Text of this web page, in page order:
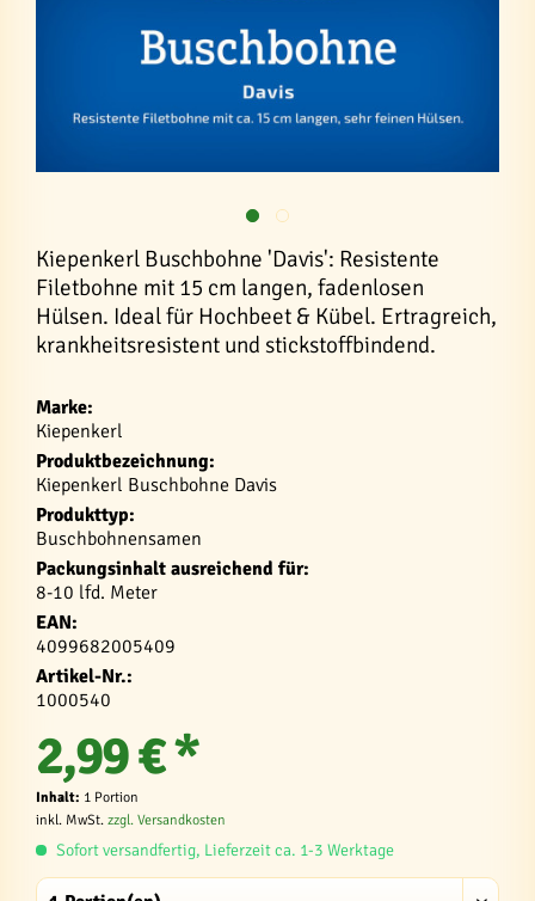
Kiepenkerl Buschbohne 'Davis': Resistente
Filetbohne mit 15 cm langen, fadenlosen
Hülsen. Ideal für Hochbeet & Kübel. Ertragreich,
krankheitsresistent und stickstoffbindend.
Marke:
Kiepenkerl
Produktbezeichnung:
Kiepenkerl Buschbohne Davis
Produkttyp:
Buschbohnensamen
Packungsinhalt ausreichend für:
8-10 lfd. Meter
EAN:
4099682005409
Artikel-Nr.:
1000540
2,99 € *
Inhalt: 1 Portion
inkl. MwSt. zzgl. Versandkosten
Sofort versandfertig, Lieferzeit ca. 1-3 Werktage